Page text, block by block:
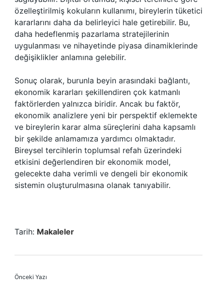
özelleştirilmiş kokuların kullanımı, bireylerin tüketici
kararlarını daha da belirleyici hale getirebilir. Bu,
daha hedeflenmiş pazarlama stratejilerinin
uygulanması ve nihayetinde piyasa dinamiklerinde
değişiklikler anlamına gelebilir.
Sonuç olarak, burunla beyin arasındaki bağlantı,
ekonomik kararları şekillendiren çok katmanlı
faktörlerden yalnızca biridir. Ancak bu faktör,
ekonomik analizlere yeni bir perspektif eklemekte
ve bireylerin karar alma süreçlerini daha kapsamlı
bir şekilde anlamamıza yardımcı olmaktadır.
Bireysel tercihlerin toplumsal refah üzerindeki
etkisini değerlendiren bir ekonomik model,
gelecekte daha verimli ve dengeli bir ekonomik
sistemin oluşturulmasına olanak tanıyabilir.
Tarih: Makaleler
Önceki Yazı